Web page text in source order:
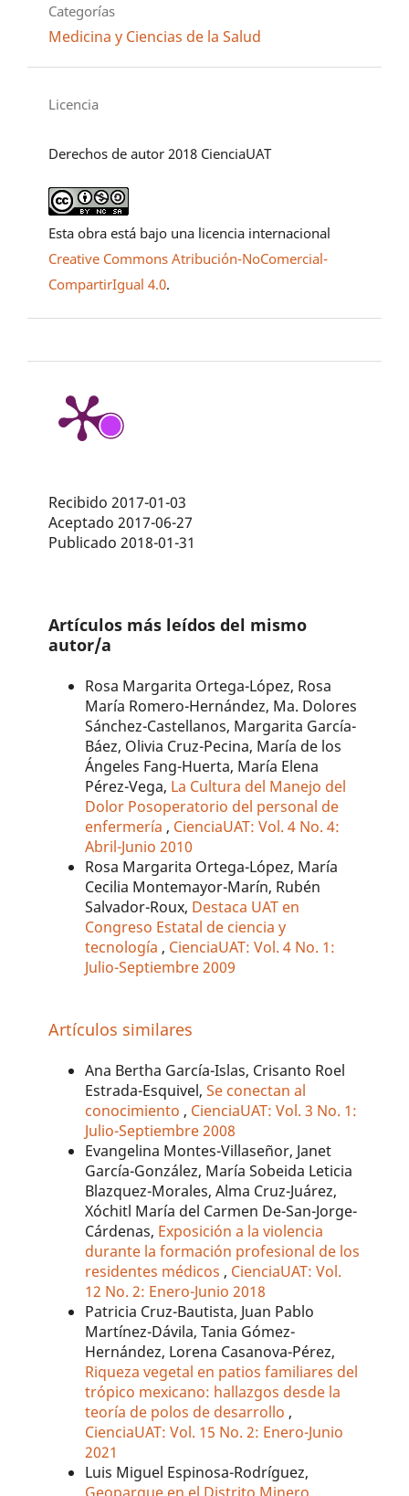
Categorías
Medicina y Ciencias de la Salud
Licencia
Derechos de autor 2018 CienciaUAT
Esta obra está bajo una licencia internacional
Creative Commons Atribución-NoComercial-
CompartirIgual 4.0.
Recibido 2017-01-03
Aceptado 2017-06-27
Publicado 2018-01-31
Artículos más leídos del mismo
autor/a
Rosa Margarita Ortega-López, Rosa
María Romero-Hernández, Ma. Dolores
Sánchez-Castellanos, Margarita García-
Báez, Olivia Cruz-Pecina, María de los
Ángeles Fang-Huerta, María Elena
Pérez-Vega, La Cultura del Manejo del
Dolor Posoperatorio del personal de
enfermería , CienciaUAT: Vol. 4 No. 4:
Abril-Junio 2010
Rosa Margarita Ortega-López, María
Cecilia Montemayor-Marín, Rubén
Salvador-Roux, Destaca UAT en
Congreso Estatal de ciencia y
tecnología , CienciaUAT: Vol. 4 No. 1:
Julio-Septiembre 2009
Artículos similares
Ana Bertha García-Islas, Crisanto Roel
Estrada-Esquivel,Se conectan al
conocimiento , CienciaUAT: Vol. 3 No. 1:
Julio-Septiembre 2008
Evangelina Montes-Villaseñor, Janet
García-González, María Sobeida Leticia
Blazquez-Morales, Alma Cruz-Juárez,
Xóchitl María del Carmen De-San-Jorge-
Cárdenas, Exposición a la violencia
durante la formación profesional de los
residentes médicos , CienciaUAT: Vol.
12 No. 2: Enero-Junio 2018
Patricia Cruz-Bautista, Juan Pablo
Martínez-Dávila, Tania Gómez-
Hernández, Lorena Casanova-Pérez,
Riqueza vegetal en patios familiares del
trópico mexicano: hallazgos desde la
teoría de polos de desarrollo ,
CienciaUAT: Vol. 15 No. 2: Enero-Junio
2021
Luis Miguel Espinosa-Rodríguez,
Geoparque en el Distrito Minero